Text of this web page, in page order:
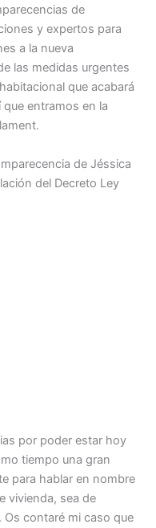
de
y expertos para
a la nueva
las medidas urgentes
que acabará
entramos en la
de Jéssica
del Decreto Ley
por poder estar hoy
tiempo una gran
para hablar en nombre
vivienda, sea de
contaré mi caso que